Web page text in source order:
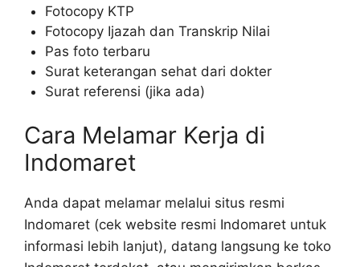
Fotocopy KTP
Fotocopy Ijazah dan Transkrip Nilai
Pas foto terbaru
Surat keterangan sehat dari dokter
Surat referensi (jika ada)
Cara Melamar Kerja di
Indomaret
Anda dapat melamar melalui situs resmi
Indomaret (cek website resmi Indomaret untuk
informasi lebih lanjut), datang langsung ke toko